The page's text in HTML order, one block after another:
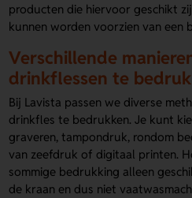
producten die hiervoor geschikt
kunnen worden voorzien van een
Verschillende
drinkflessen te
Bij Lavista passen we diverse
drinkfles te bedrukken. Je kunt
graveren, tampondruk, rondom
van zeefdruk of digitaal printen.
sommige bedrukking alleen
de kraan en dus niet